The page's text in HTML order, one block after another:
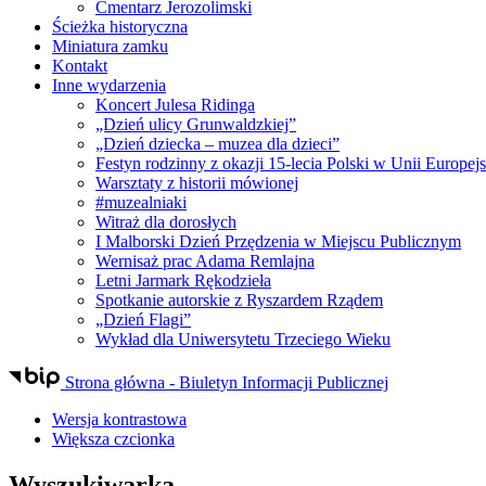
Cmentarz Jerozolimski
Ścieżka historyczna
Miniatura zamku
Kontakt
Inne wydarzenia
Koncert Julesa Ridinga
„Dzień ulicy Grunwaldzkiej”
„Dzień dziecka – muzea dla dzieci”
Festyn rodzinny z okazji 15-lecia Polski w Unii
Warsztaty z historii mówionej
#muzealniaki
Witraż dla dorosłych
I Malborski Dzień Przędzenia w Miejscu Publicznym
Wernisaż prac Adama Remlajna
Letni Jarmark Rękodzieła
Spotkanie autorskie z Ryszardem Rządem
„Dzień Flagi”
Wykład dla Uniwersytetu Trzeciego Wieku
Strona główna - Biuletyn Informacji Publicznej
Wersja kontrastowa
Większa czcionka